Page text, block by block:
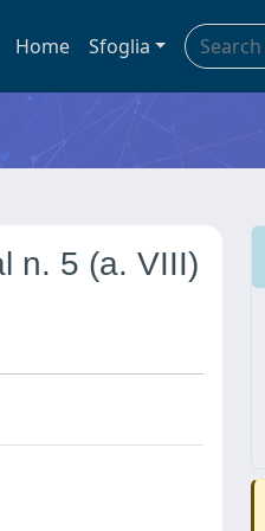
Home Sfoglia
n. 5 (a. VIII)